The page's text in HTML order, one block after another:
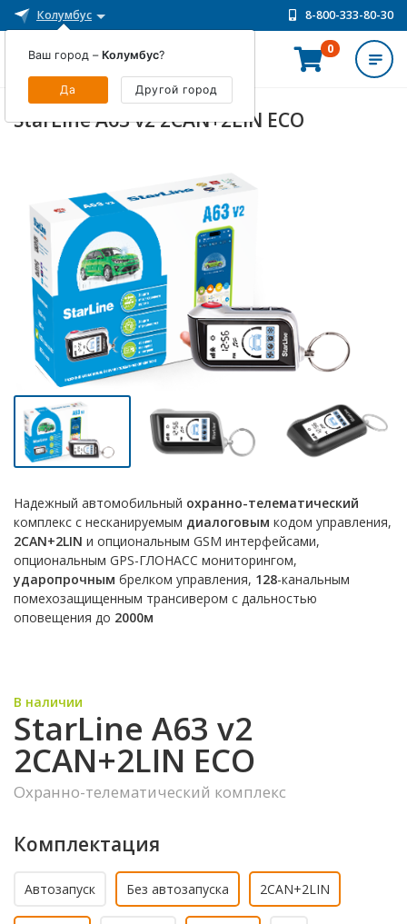
Колумбус 8-800-333-80-30
ИНТЕРНЕТ-МАГАЗИН
0
StarLine A63 v2 2CAN+2LIN ECO
Надежный автомобильный охранно-телематический
комплекс с несканируемым диалоговым кодом управления,
2CAN+2LIN и опциональным GSM интерфейсами,
опциональным GPS-ГЛОНАСС мониторингом,
ударопрочным брелком управления, 128-канальным
помехозащищенным трансивером с дальностью
оповещения до 2000м
В наличии
StarLine A63 v2
2CAN+2LIN ECO
Охранно-телематический комплекс
Комплектация
Автозапуск Без автозапуска 2CAN+2LIN
Ваш город – Колумбус?
Да Другой город